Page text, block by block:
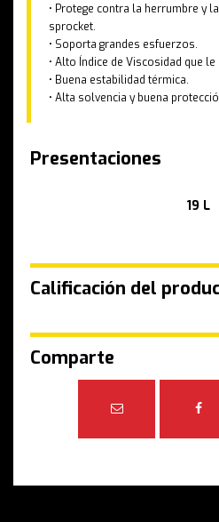
• Protege contra la herrumbre y
sprocket.
• Soporta grandes esfuerzos.
• Alto Índice de Viscosidad que
• Buena estabilidad térmica.
• Alta solvencia y buena
Presentaciones
19 L
Calificación del
Comparte